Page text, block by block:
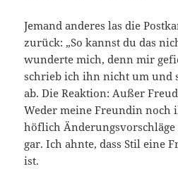
Jemand anderes las die
zurück: „So kannst du das
wunderte mich, denn mir
schrieb ich ihn nicht um und
ab. Die Reaktion: Außer
Weder meine Freundin noch
höflich Änderungsvorschläge
gar. Ich ahnte, dass Stil eine
ist.